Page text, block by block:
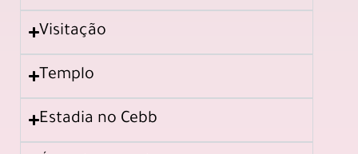
Visitação
Templo
Estadia no Cebb